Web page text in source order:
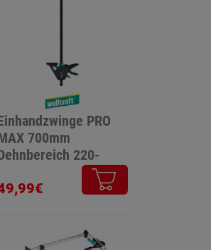
PRO
700mm
220-